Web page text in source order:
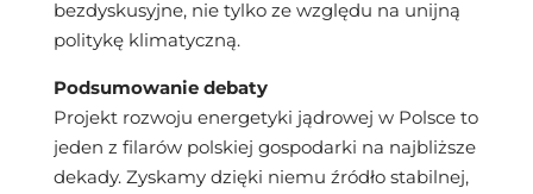
bezdyskusyjne, nie tylko ze względu na unijną
politykę klimatyczną.
Podsumowanie debaty
Projekt rozwoju energetyki jądrowej w Polsce to
jeden z filarów polskiej gospodarki na najbliższe
dekady. Zyskamy dzięki niemu źródło stabilnej,